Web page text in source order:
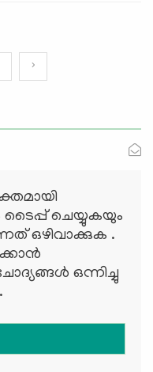
›
ചെയ്യുകയും
ഒഴിവാക്കുക .
ഒന്നിച്ചു